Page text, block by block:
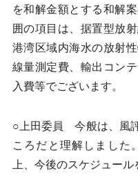
を和解金額とする和解
囲の項目は、据置型放
港湾区域内海水の放射
線量測定費、輸出コン
入費等でございます。
○上田委員 今般は、風
ころだと理解しました
上、今後のスケジュー